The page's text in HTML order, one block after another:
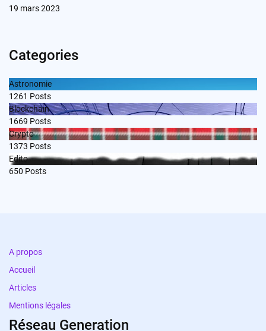
19 mars 2023
Categories
Astronomie
1261 Posts
Blockchain
1669 Posts
Crypto
1373 Posts
Edito
650 Posts
A propos
Accueil
Articles
Mentions légales
Réseau Generation